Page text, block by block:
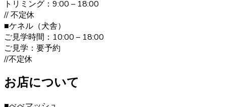
ヨークシャーテリアは何といっても美しい毛並みが大きな
特徴です。”動く宝石”と呼ばれとても上品な毛並みをしてい
ます。どんどん被毛は伸びてしまうので、定期的なお手入
れが必要です。伸びた被毛を結んだり、カットしたりと飼
い主の好みによってオシャレを楽しむことが出来ます。 ご
購入の際は、是非ベベドールへお問い合わせ下さい。
トリミング：9:00 – 18:00
// 不定休
■ケネル（犬舎）
ご見学時間：10:00 – 18:00
ご見学：要予約
//不定休
お店について